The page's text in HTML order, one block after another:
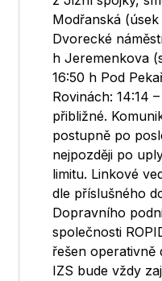
Modřanská
Dvorecké
h Jeremenkova
16:50 h Pod
Rovinách: 14:14
přibližné.
postupně po
nejpozději po
limitu. Linkové
dle příslušného
Dopravního
společnosti
řešen operativně
IZS bude vždy